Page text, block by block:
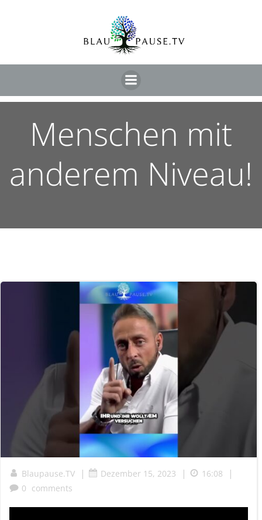
Menschen mit
anderem Niveau!
Blaupause.TV | Dezember 15, 2023 | 16:08 |
0 comments